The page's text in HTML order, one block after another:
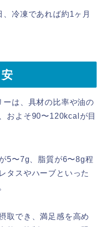
冷凍であれば約1ヶ月
は、具材の比率や油の
およそ90〜120kcalが目
5〜7g、脂質が6〜8g程
タスやハーブといった
取でき、満足感を高め